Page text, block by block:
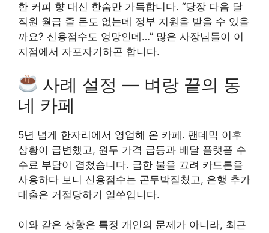
한 커피 향 대신 한숨만 가득합니다. “당장 다음 달
직원 월급 줄 돈도 없는데 정부 지원을 받을 수 있을
까요? 신용점수도 엉망인데…” 많은 사장님들이 이
지점에서 자포자기하곤 합니다.
사례 설정 — 벼랑 끝의 동
네 카페
5년 넘게 한자리에서 영업해 온 카페. 팬데믹 이후
상황이 급변했고, 원두 가격 급등과 배달 플랫폼 수
수료 부담이 겹쳤습니다. 급한 불을 끄려 카드론을
사용하다 보니 신용점수는 곤두박질쳤고, 은행 추가
대출은 거절당하기 일쑤입니다.
이와 같은 상황은 특정 개인의 문제가 아니라, 최근